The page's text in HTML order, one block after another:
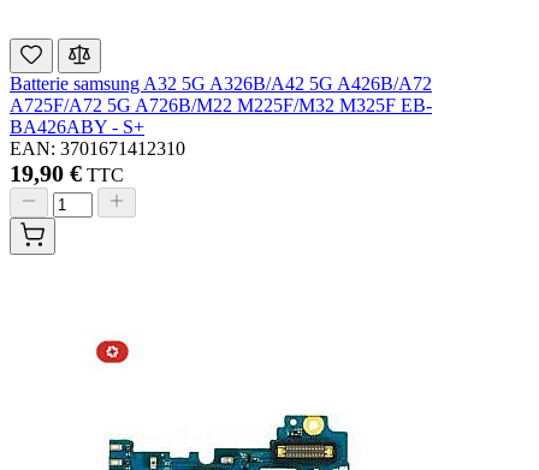
Batterie samsung A32 5G A326B/A42 5G A426B/A72
A725F/A72 5G A726B/M22 M225F/M32 M325F EB-
BA426ABY - S+
EAN: 3701671412310
19,90 € TTC